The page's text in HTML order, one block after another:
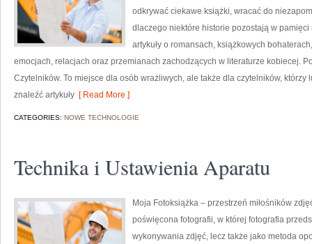
odkrywać ciekawe książki, wracać do
dlaczego niektóre historie pozostają w
artykuły o romansach, książkowych
emocjach, relacjach oraz przemianach zachodzących w literaturze kobiecej.
Czytelników. To miejsce dla osób wrażliwych, ale także dla czytelników, którzy
znaleźć artykuły [ Read More ]
CATEGORIES: NOWE TECHNOLOGIE
Technika i Ustawienia Aparatu
Moja Fotoksiążka – przestrzeń miłośników
poświęcona fotografii, w której fotografia
wykonywania zdjęć, lecz także jako metoda